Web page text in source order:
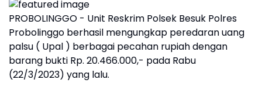
PROBOLINGGO - Unit Reskrim Polsek Besuk Polres
Probolinggo berhasil mengungkap peredaran uang
palsu ( Upal ) berbagai pecahan rupiah dengan
barang bukti Rp. 20.466.000,- pada Rabu
(22/3/2023) yang lalu.